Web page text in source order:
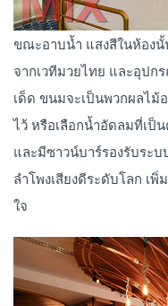
ขณะอาบน้ำ แสงสีในห้อง
จากเวทีมวยไทย และอุป
เด็ด ขนมจะเป็นพวกผลไม้
ไว้ หรือเลือกน้ำอัดลมที่เ
และมีซาวน์บาร์รองรับระ
ลำโพงเสียงดีระดับโลก เ
ใจ